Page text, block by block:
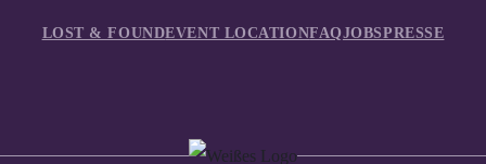
LOST & FOUNDEVENT LOCATIONFAQJOBSPRESSE